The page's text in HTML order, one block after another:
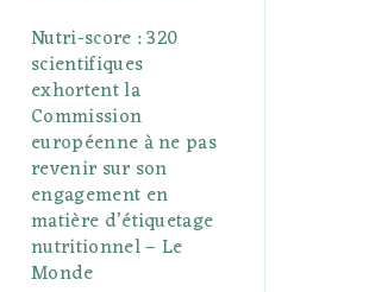
Nutri-score : 320
scientifiques
exhortent la
Commission
européenne à ne pas
revenir sur son
engagement en
matière d’étiquetage
nutritionnel – Le
Monde